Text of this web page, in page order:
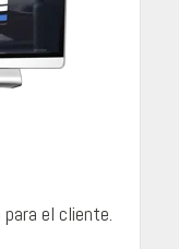
el cliente.